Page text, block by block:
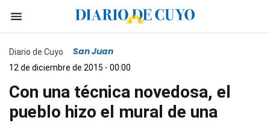
Diario de Cuyo San Juan
12 de diciembre de 2015 - 00:00
Con una técnica novedosa, el
pueblo hizo el mural de una